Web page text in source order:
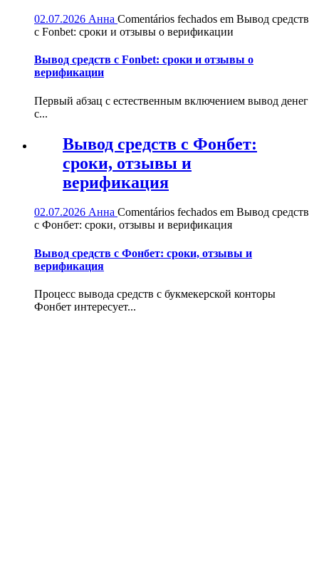
02.07.2026 Анна Comentários fechados em Вывод средств
с Fonbet: сроки и отзывы о верификации
Вывод средств с Fonbet: сроки и отзывы о
верификации
Первый абзац с естественным включением вывод денег
с...
Вывод средств с Фонбет:
сроки, отзывы и
верификация
02.07.2026 Анна Comentários fechados em Вывод средств
с Фонбет: сроки, отзывы и верификация
Вывод средств с Фонбет: сроки, отзывы и
верификация
Процесс вывода средств с букмекерской конторы
Фонбет интересует...